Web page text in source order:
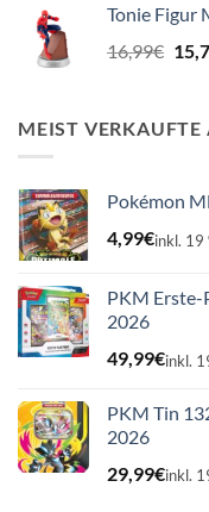
Tonie Figur
16,99€
Preis
MEIST VERKAUFTE
Pokémon
4,99€inkl. 19
PKM
2026
49,99€inkl.
PKM Tin
2026
29,99€inkl.